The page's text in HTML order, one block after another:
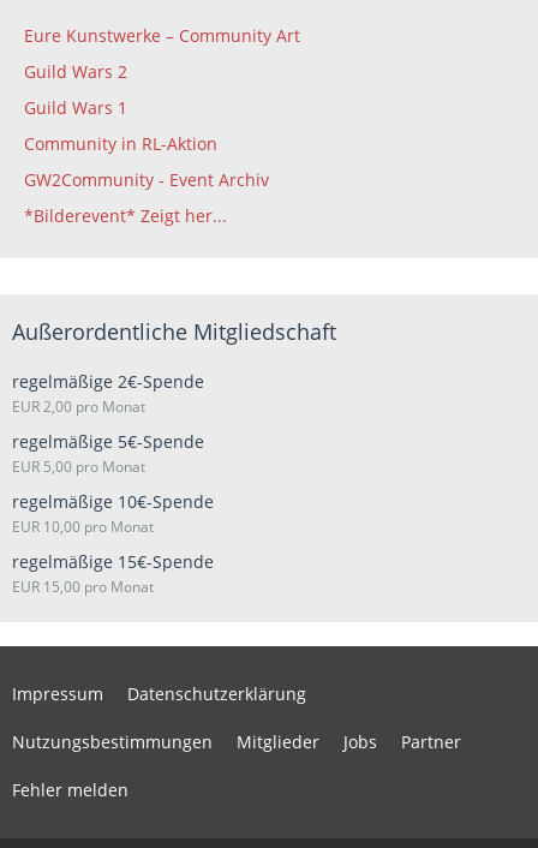
Eure Kunstwerke – Community Art
Guild Wars 2
Guild Wars 1
Community in RL-Aktion
GW2Community - Event Archiv
*Bilderevent* Zeigt her...
Außerordentliche Mitgliedschaft
regelmäßige 2€-Spende
EUR 2,00 pro Monat
regelmäßige 5€-Spende
EUR 5,00 pro Monat
regelmäßige 10€-Spende
EUR 10,00 pro Monat
regelmäßige 15€-Spende
EUR 15,00 pro Monat
Impressum Datenschutzerklärung
Nutzungsbestimmungen Mitglieder Jobs Partner
Fehler melden